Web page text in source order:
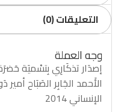
التعليقات (0)
وجه العملة
إصدَار تذكَارِي بِتسْميَة
الأَحمد الجَابِر الصَبَاح
الإنساني 2014